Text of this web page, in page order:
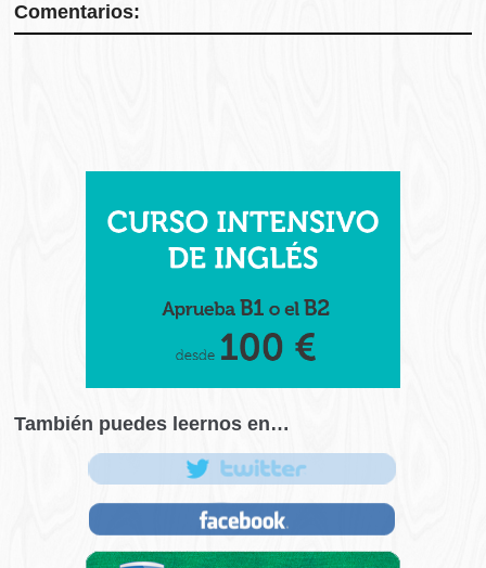
Comentarios:
También puedes leernos en…